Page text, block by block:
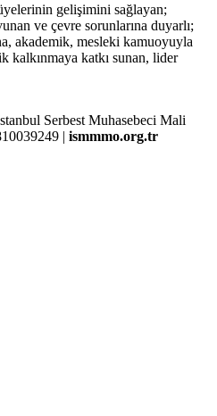
gelişimini sağlayan;
ve çevre sorunlarına duyarlı;
akademik, mesleki kamuoyuyla
kalkınmaya katkı sunan, lider
Serbest Muhasebeci Mali
| ismmmo.org.tr